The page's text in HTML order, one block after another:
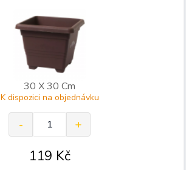
30 X 30 Cm
K dispozici na objednávku
119 Kč